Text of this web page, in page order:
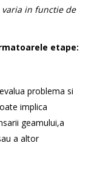
in functie de
etape:
problema si
implica
geamului,a
a altor